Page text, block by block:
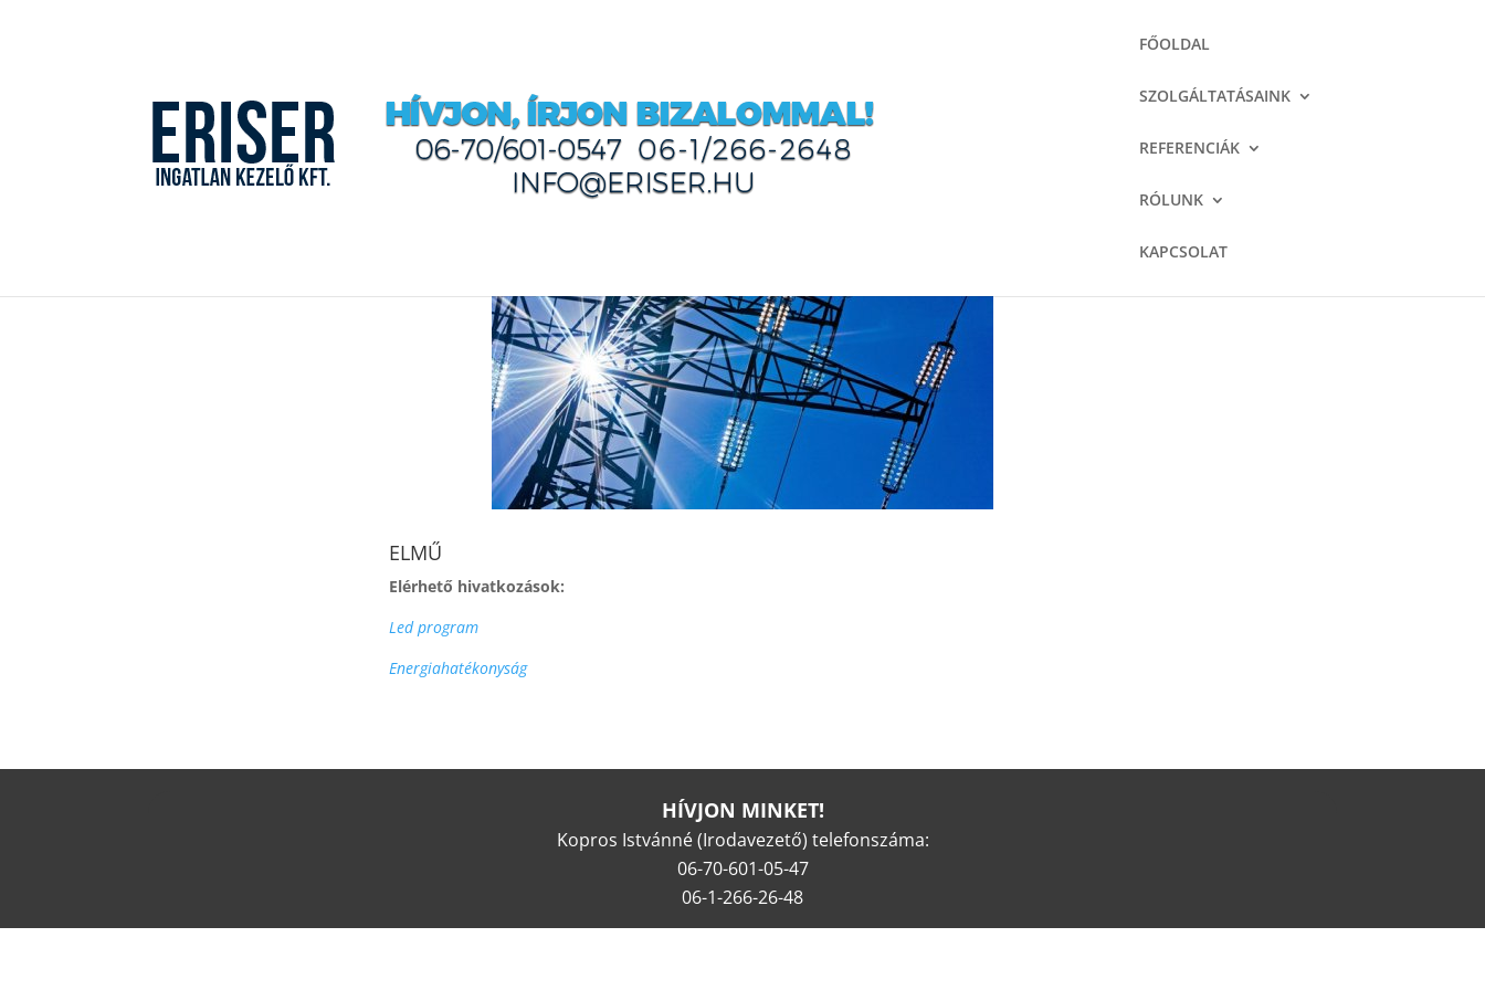
FŐOLDAL
SZOLGÁLTATÁSAINK
REFERENCIÁK
RÓLUNK
KAPCSOLAT
ELMŰ
Elérhető hivatkozások:
Led program
Energiahatékonyság
HÍVJON MINKET!
Kopros Istvánné (Irodavezető) telefonszáma:
06-70-601-05-47
06-1-266-26-48